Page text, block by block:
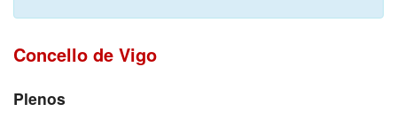
Concello de Vigo
Plenos